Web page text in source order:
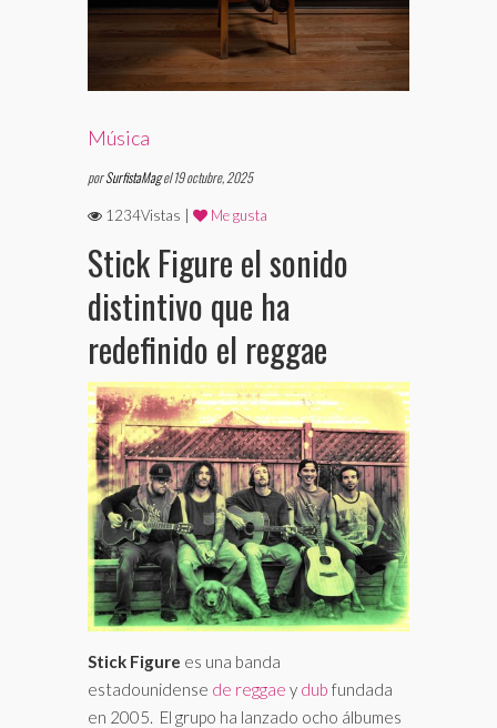
Música
porSurfistaMagel 19 octubre, 2025
1234Vistas | Me gusta
Stick Figure el sonido
distintivo que ha
redefinido el reggae
Stick Figure es una banda
estadounidense de reggae y dub fundada
en 2005. El grupo ha lanzado ocho álbumes